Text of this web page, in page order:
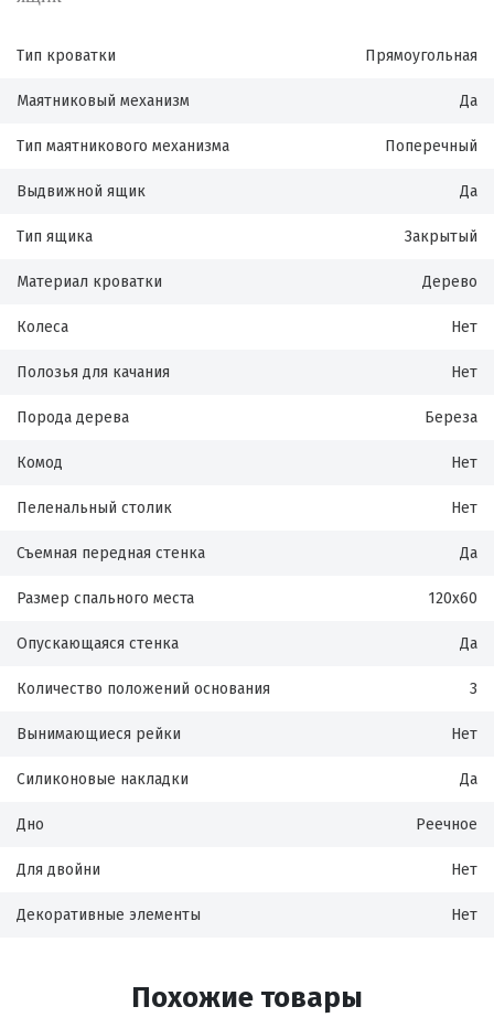
Тип кроватки Прямоугольная
Маятниковый механизм Да
Тип маятникового механизма Поперечный
Выдвижной ящик Да
Тип ящика Закрытый
Материал кроватки Дерево
Колеса Нет
Полозья для качания Нет
Порода дерева Береза
Комод Нет
Пеленальный столик Нет
Съемная передная стенка Да
Размер спального места 120х60
Опускающаяся стенка Да
Количество положений основания 3
Вынимающиеся рейки Нет
Силиконовые накладки Да
Дно Реечное
Для двойни Нет
Декоративные элементы Нет
Похожие товары